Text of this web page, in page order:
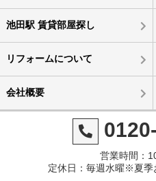
池田駅 賃貸部屋探し
リフォームについて
会社概要
営業時間：
定休日：毎週水曜※夏季